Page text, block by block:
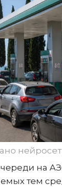
на
тем